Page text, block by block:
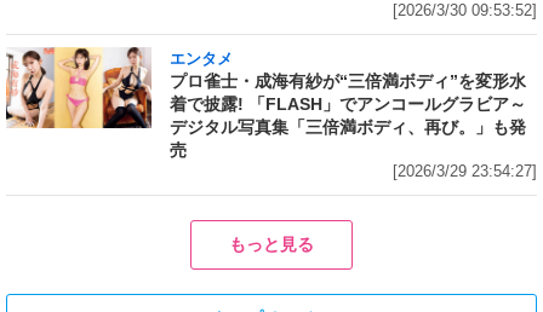
[2026/3/30 09:53:52]
エンタメ
プロ雀士・成海有紗が“三倍満ボディ”を変形水
着で披露! 「FLASH」でアンコールグラビア～
デジタル写真集「三倍満ボディ、再び。」も発
売
[2026/3/29 23:54:27]
もっと見る